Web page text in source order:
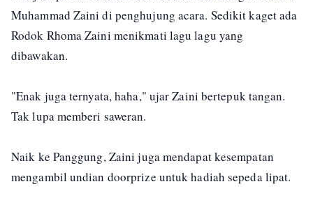
Muhammad Zaini di penghujung acara. Sedikit kaget ada
Rodok Rhoma Zaini menikmati lagu lagu yang
dibawakan.
"Enak juga ternyata, haha," ujar Zaini bertepuk tangan.
Tak lupa memberi saweran.
Naik ke Panggung, Zaini juga mendapat kesempatan
mengambil undian doorprize untuk hadiah sepeda lipat.